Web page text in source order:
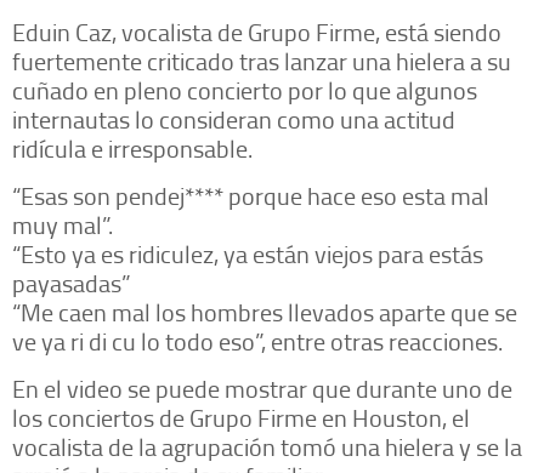
Eduin Caz, vocalista de Grupo Firme, está siendo
fuertemente criticado tras lanzar una hielera a su
cuñado en pleno concierto por lo que algunos
internautas lo consideran como una actitud
ridícula e irresponsable.
“Esas son pendej**** porque hace eso esta mal
muy mal”.
“Esto ya es ridiculez, ya están viejos para estás
payasadas”
“Me caen mal los hombres llevados aparte que se
ve ya ri di cu lo todo eso”, entre otras reacciones.
En el video se puede mostrar que durante uno de
los conciertos de Grupo Firme en Houston, el
vocalista de la agrupación tomó una hielera y se la